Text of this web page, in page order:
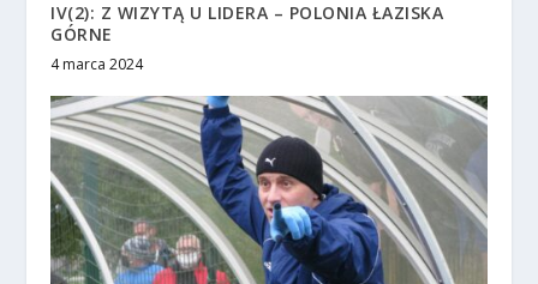
IV(2): Z WIZYTĄ U LIDERA – POLONIA ŁAZISKA
GÓRNE
4 marca 2024